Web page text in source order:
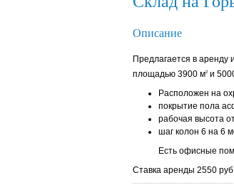
Описание
Предлагается в
площадью 3900 м2 и
Расположен на
покрытие пола
рабочая высота
шаг колон 6 на 6
Есть офисные
Ставка аренды 2550